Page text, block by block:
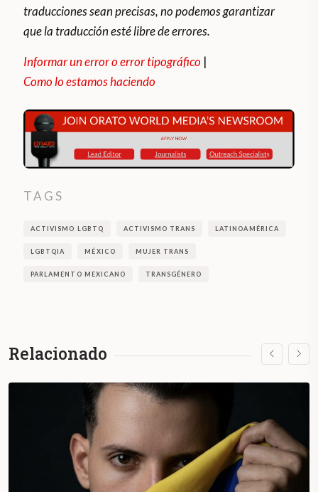
traducciones sean precisas, no podemos garantizar
que la traducción esté libre de errores.
Informar un error o error tipográfico |
Como lo estamos haciendo
TAGS
ACTIVISMO LGBTQ ACTIVISMO TRANS LATINOAMÉRICA
LGBTQIA MÉXICO MUJER TRANS
PARLAMENTO MEXICANO TRANSGÉNERO
Relacionado